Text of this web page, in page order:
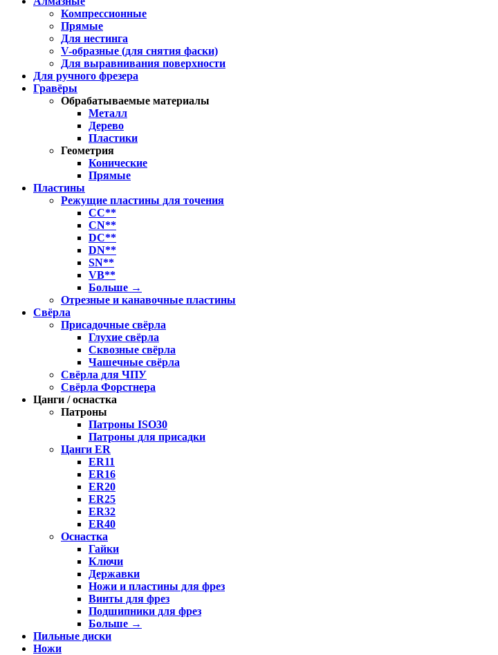
Компрессионные
Прямые
Для нестинга
V-образные (для снятия фаски)
Для выравнивания поверхности
Для ручного фрезера
Гравёры
Обрабатываемые материалы
Металл
Дерево
Пластики
Геометрия
Конические
Прямые
Пластины
Режущие пластины для точения
CC**
CN**
DC**
DN**
SN**
VB**
Больше →
Отрезные и канавочные пластины
Свёрла
Присадочные свёрла
Глухие свёрла
Сквозные свёрла
Чашечные свёрла
Свёрла для ЧПУ
Свёрла Форстнера
Цанги / оснастка
Патроны
Патроны ISO30
Патроны для присадки
Цанги ER
ER11
ER16
ER20
ER25
ER32
ER40
Оснастка
Гайки
Ключи
Державки
Ножи и пластины для фрез
Винты для фрез
Подшипники для фрез
Больше →
Пильные диски
Ножи